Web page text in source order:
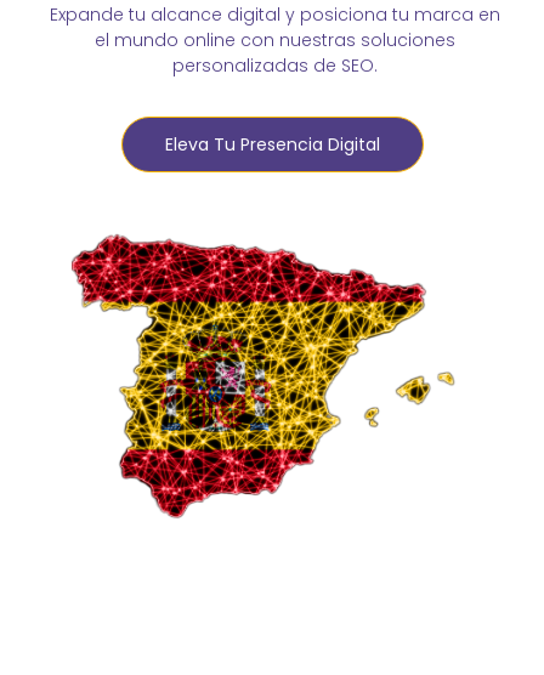
Expande tu alcance digital y posiciona tu marca en
el mundo online con nuestras soluciones
personalizadas de SEO.
Eleva Tu Presencia Digital